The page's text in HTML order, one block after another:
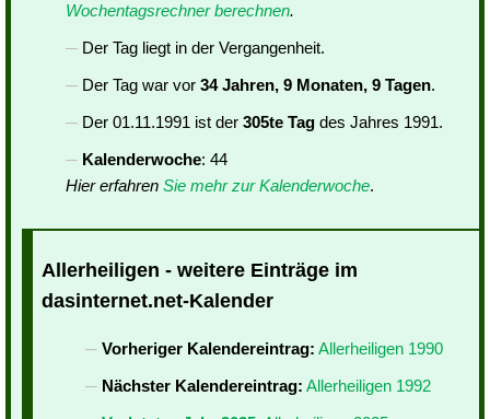
Wochentagsrechner berechnen.
Der Tag liegt in der Vergangenheit.
Der Tag war vor 34 Jahren, 9 Monaten, 9 Tagen.
Der 01.11.1991 ist der 305te Tag des Jahres 1991.
Kalenderwoche: 44
Hier erfahren Sie mehr zur Kalenderwoche.
Allerheiligen - weitere Einträge im
dasinternet.net-Kalender
Vorheriger Kalendereintrag: Allerheiligen 1990
Nächster Kalendereintrag: Allerheiligen 1992